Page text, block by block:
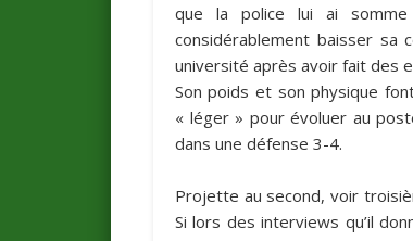
que la police lui ai somme
considérablement baisser
université après avoir fait des
Son poids et son physique
« léger » pour évoluer au
dans une défense 3-4.
Projette au second, voir
Si lors des interviews qu’il